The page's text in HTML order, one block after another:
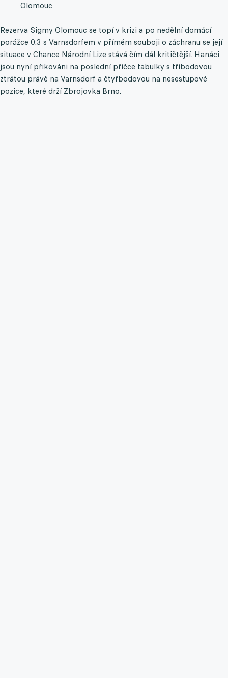
Olomouc
Rezerva Sigmy Olomouc se topí v krizi a po nedělní domácí
porážce 0:3 s Varnsdorfem v přímém souboji o záchranu se její
situace v Chance Národní Lize stává čím dál kritičtější. Hanáci
jsou nyní přikováni na poslední příčce tabulky s tříbodovou
ztrátou právě na Varnsdorf a čtyřbodovou na nesestupové
pozice, které drží Zbrojovka Brno.